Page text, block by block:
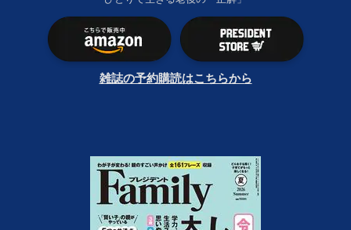
雑誌の予約購読はこちらから